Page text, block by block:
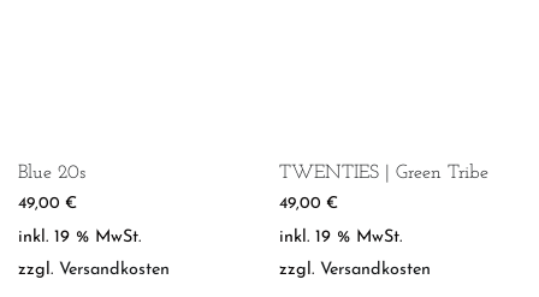
Blue 20s
49,00 €
inkl. 19 % MwSt.
zzgl. Versandkosten
TWENTIES | Green Tribe
49,00€
inkl. 19 % MwSt.
zzgl. Versandkosten